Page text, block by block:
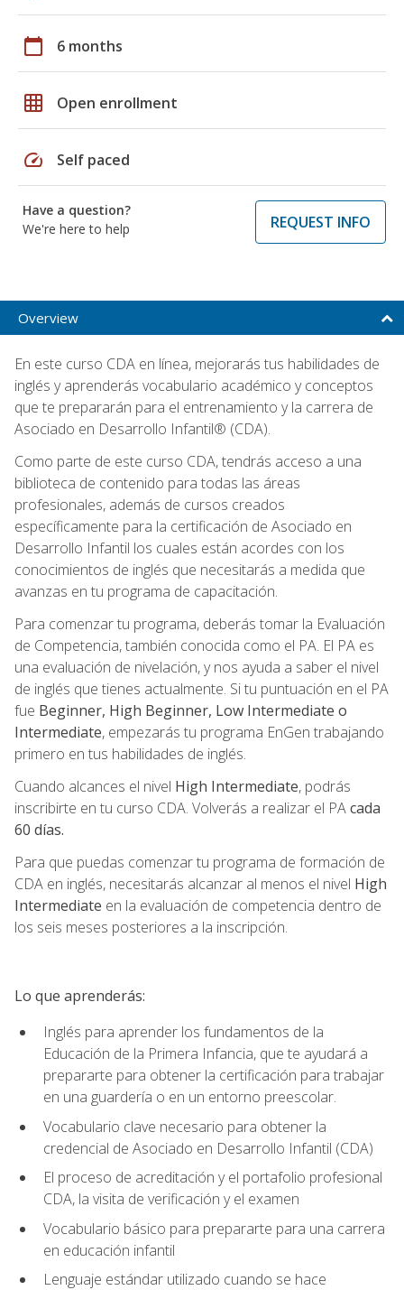
calendar_today 6 months
grid_on Open enrollment
speed Self paced
Have a question?
We're here to help
REQUEST INFO
Overview
En este curso CDA en línea, mejorarás tus habilidades de
inglés y aprenderás vocabulario académico y conceptos
que te prepararán para el entrenamiento y la carrera de
Asociado en Desarrollo Infantil® (CDA).
Como parte de este curso CDA, tendrás acceso a una
biblioteca de contenido para todas las áreas
profesionales, además de cursos creados
específicamente para la certificación de Asociado en
Desarrollo Infantil los cuales están acordes con los
conocimientos de inglés que necesitarás a medida que
avanzas en tu programa de capacitación.
Para comenzar tu programa, deberás tomar la Evaluación
de Competencia, también conocida como el PA. El PA es
una evaluación de nivelación, y nos ayuda a saber el nivel
de inglés que tienes actualmente. Si tu puntuación en el PA
fue Beginner, High Beginner, Low Intermediate o
Intermediate, empezarás tu programa EnGen trabajando
primero en tus habilidades de inglés.
Cuando alcances el nivel High Intermediate, podrás
inscribirte en tu curso CDA. Volverás a realizar el PAcada
60 días.
Para que puedas comenzar tu programa de formación de
CDA en inglés, necesitarás alcanzar al menos el nivel High
Intermediate en la evaluación de competencia dentro de
los seis meses posteriores a la inscripción.
Lo que aprenderás:
Inglés para aprender los fundamentos de la
Educación de la Primera Infancia, que te ayudará a
prepararte para obtener la certificación para trabajar
en una guardería o en un entorno preescolar.
Vocabulario clave necesario para obtener la
credencial de Asociado en Desarrollo Infantil (CDA)
El proceso de acreditación y el portafolio profesional
CDA, la visita de verificación y el examen
Vocabulario básico para prepararte para una carrera
en educación infantil
Lenguaje estándar utilizado cuando se hace